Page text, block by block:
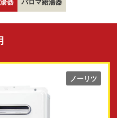
器 パロマ給湯器
ノーリツ